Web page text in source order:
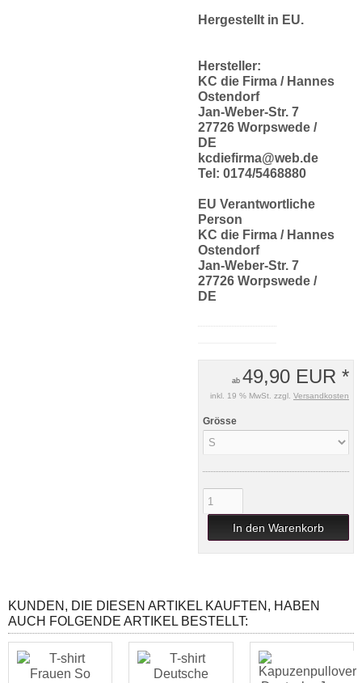
Hergestellt in EU.
Hersteller:
KC die Firma / Hannes
Ostendorf
Jan-Weber-Str. 7
27726 Worpswede /
DE
kcdiefirma@web.de
Tel: 0174/5468880
EU Verantwortliche
Person
KC die Firma / Hannes
Ostendorf
Jan-Weber-Str. 7
27726 Worpswede /
DE
ab 49,90 EUR *
inkl. 19 % MwSt. zzgl. Versandkosten
Grösse
In den Warenkorb
KUNDEN, DIE DIESEN ARTIKEL KAUFTEN, HABEN
AUCH FOLGENDE ARTIKEL BESTELLT: